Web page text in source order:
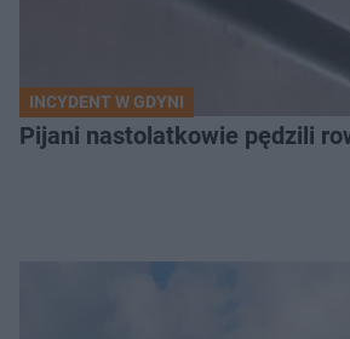
INCYDENT W GDYNI
Pijani nastolatkowie pędzili